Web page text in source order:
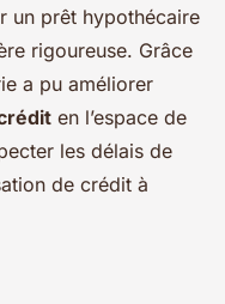
un prêt hypothécaire
rigoureuse. Grâce
a pu améliorer
en l’espace de
les délais de
de crédit à